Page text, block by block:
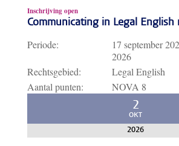
Inschrijving open
Communicating in Legal English
Periode: 17 september
2026
Rechtsgebied:
Legal English
Aantal punten:
NOVA 8
2
OKT
2026